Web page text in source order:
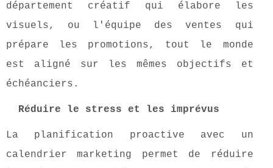
département créatif qui élabore les
visuels, ou l'équipe des ventes qui
prépare les promotions, tout le monde
est aligné sur les mêmes objectifs et
échéanciers.
Réduire le stress et les imprévus
La planification proactive avec un
calendrier marketing permet de réduire